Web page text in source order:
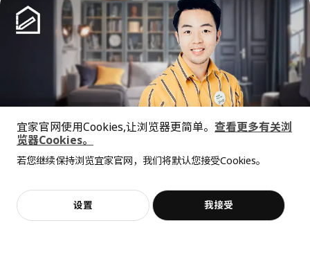
已经到底啦！
中文 English
© Inter IKEA Systems B.V. 1999-2026
隐私政策
缺陷披露政策
使用条款
上海工商 沪公网安备 31010402001069号
价格透明，设计专业，现货供应
不，谢谢 立即预约
宜家官网使用Cookies,让浏览器更简单。 查看更多有关浏
览器Cookies。
若您继续保持浏览宜家官网，我们将默认您接受Cookies。
设置 我接受